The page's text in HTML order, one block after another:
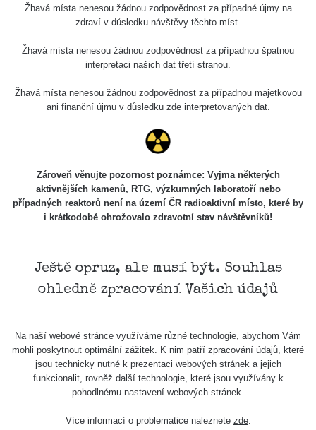
Markomanka
Mikulandská 133/3, Praha 1
0.56
Mikulandská 133/3, Praha 1
Poslední přidané mapy Všechny cesty >>
Michle u
Plynarny a
Sídliště
- 0.13 µSv/h
Mapa
Žhavá místa nenesou žádnou zodpovědnost za případné újmy na
zdraví v důsledku návštěvy těchto míst.
Žhavá místa nenesou žádnou zodpovědnost za případnou špatnou
interpretaci našich dat třetí stranou.
Žhavá místa nenesou žádnou zodpovědnost za případnou majetkovou
ani finanční újmu v důsledku zde interpretovaných dat.
Zároveň věnujte pozornost poznámce: Vyjma některých
aktivnějších kamenů, RTG, výzkumných laboratoří nebo
případných reaktorů není na území ČR radioaktivní místo, které by
i krátkodobě ohrožovalo zdravotní stav návštěvníků!
Ještě opruz, ale musí být. Souhlas
ohledně zpracování Vašich údajů
Na naší webové stránce využíváme různé technologie, abychom Vám
mohli poskytnout optimální zážitek. K nim patří zpracování údajů, které
jsou technicky nutné k prezentaci webových stránek a jejich
funkcionalit, rovněž další technologie, které jsou využívány k
pohodlnému nastavení webových stránek.
Více informací o problematice naleznete zde.